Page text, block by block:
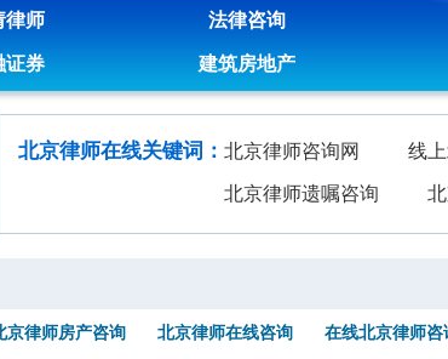
律师 法律咨询
证券 建筑房地产
北京律师在线关键词： 北京律师咨询网 线
北京律师遗嘱咨询
京律师房产咨询 北京律师在线咨询 在线北京律师咨